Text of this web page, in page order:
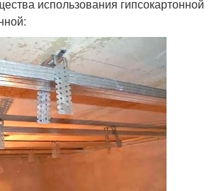
использования гипсокартонной